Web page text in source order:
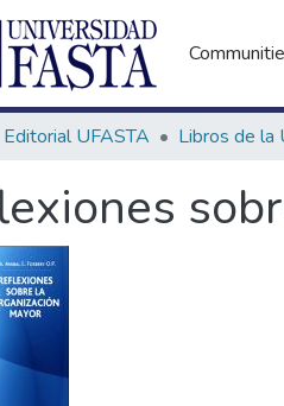
Editorial UFASTA